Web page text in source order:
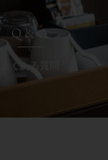
Q & A
よくある質問